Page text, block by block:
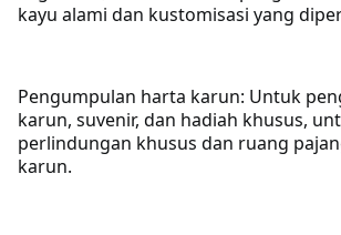
kayu alami dan kustomisasi yang
Pengumpulan harta karun: Untuk
karun, suvenir, dan hadiah khusus,
perlindungan khusus dan ruang
karun.